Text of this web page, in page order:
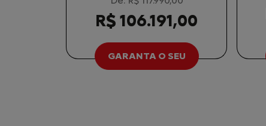
R$ 106.191,00
GARANTA O SEU